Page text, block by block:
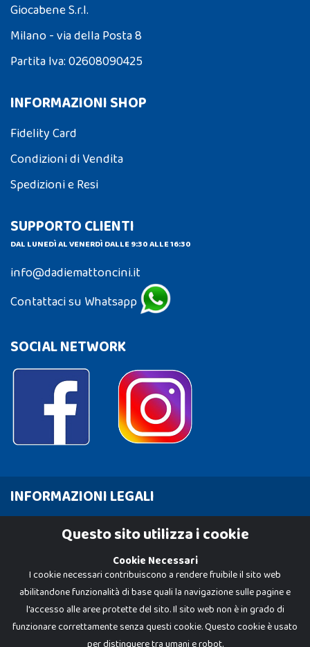
Giocabene S.r.l.
Milano - via della Posta 8
Partita Iva: 02608090425
INFORMAZIONI SHOP
Fidelity Card
Condizioni di Vendita
Spedizioni e Resi
SUPPORTO CLIENTI
DAL LUNEDÌ AL VENERDÌ DALLE 9:30 ALLE 16:30
info@dadiemattoncini.it
Contattaci su Whatsapp
SOCIAL NETWORK
INFORMAZIONI LEGALI
Cookie PolicyQuesto sito utilizza i cookie
Cookie Necessari
I cookie necessari contribuiscono a rendere fruibile il sito web
abilitandone funzionalità di base quali la navigazione sulle pagine e
l'accesso alle aree protette del sito. Il sito web non è in grado di
funzionare correttamente senza questi cookie. Questo cookie è usato